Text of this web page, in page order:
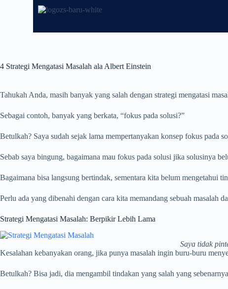
4 Strategi Mengatasi Masalah ala Albert Einstein
Tahukah Anda, masih banyak yang salah dengan strategi mengatasi
Sebagai contoh, banyak yang berkata, “fokus pada solusi?”
Betulkah? Saya sudah sejak lama mempertanyakan konsep fokus pada
Sebab saya bingung, bagaimana mau fokus pada solusi jika solusinya
Bagaimana bisa langsung bertindak, sementara kita belum mengetahui
Perlu ada yang dibenahi dengan cara kita memandang sebuah masalah
Strategi Mengatasi Masalah: Berpikir Lebih Lama
Saya tidak
Kesalahan kebanyakan orang, jika punya masalah ingin buru-buru
Betulkah? Bisa jadi, dia mengambil tindakan yang salah yang